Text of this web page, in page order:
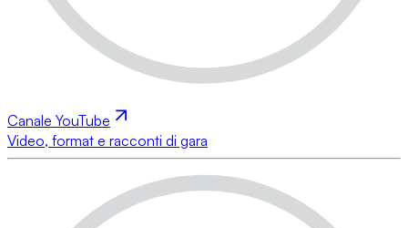
Canale YouTube
Video, format e racconti di gara